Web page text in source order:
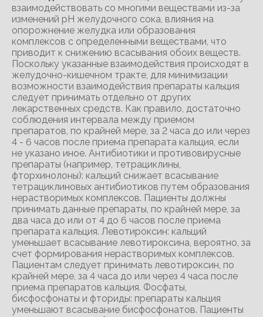
взаимодействовать со многими веществами из-за
изменений рН желудочного сока, влияния на
опорожнение желудка или образования
комплексов с определенными веществами, что
приводит к снижению всасывания обоих веществ.
Поскольку указанные взаимодействия происходят в
желудочно-кишечном тракте, для минимизации
возможности взаимодействия препараты кальция
следует принимать отдельно от других
лекарственных средств. Как правило, достаточно
соблюдения интервала между приемом
препаратов, по крайней мере, за 2 часа до или через
4 - 6 часов после приема препарата кальция, если
не указано иное. Антибиотики и противовирусные
препараты (например, тетрациклины,
фторхинолоны): кальций снижает всасывание
тетрациклиновых антибиотиков путем образования
нерастворимых комплексов. Пациенты должны
принимать данные препараты, по крайней мере, за
два часа до или от 4 до 6 часов после приема
препарата кальция. Левотироксин: кальций
уменьшает всасывание левотироксина, вероятно, за
счет формирования нерастворимых комплексов.
Пациентам следует принимать левотироксин, по
крайней мере, за 4 часа до или через 4 часа после
приема препаратов кальция. Фосфаты,
бисфосфонаты и фториды: препараты кальция
уменьшают всасывание бисфосфонатов. Пациенты